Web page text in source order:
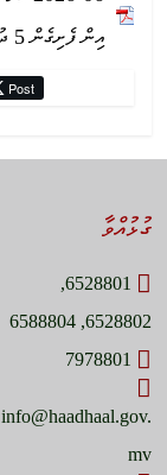
އިން ފެށިގެން 5 ދުވަހުގެ ޗުއްޓީދިނުން
Post
ގުޅުއްވާ
6528801,
6528802, 6588804
info@haadhaal.gov.
mv